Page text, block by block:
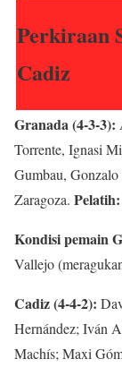
Perkiraan
Cadiz
Granada (4-3-3):
Torrente, Ignasi
Gumbau,
Zaragoza. Pelatih:
Kondisi pemain
Vallejo
Cadiz (4-4-2):
Hernández; Iván
Machís; Maxi